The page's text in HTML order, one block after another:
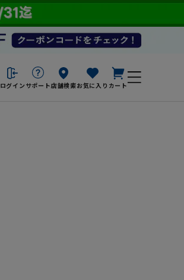
ログイン サポート店舗検索お気に入り カート